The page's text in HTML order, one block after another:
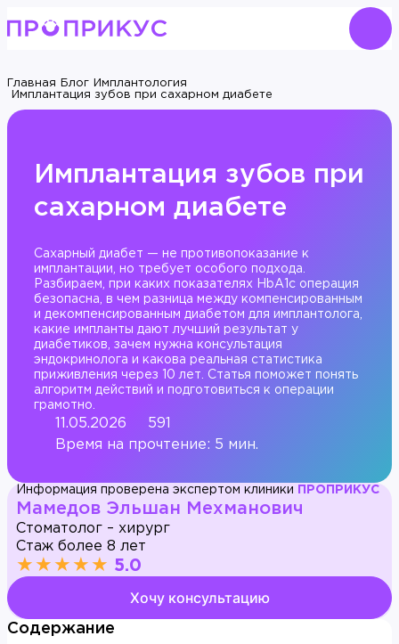
Главная Блог
Имплантология
Имплантация зубов при сахарном диабете
Имплантация зубов при
сахарном диабете
Сахарный диабет — не противопоказание к
имплантации, но требует особого подхода.
Разбираем, при каких показателях HbA1c операция
безопасна, в чем разница между компенсированным
и декомпенсированным диабетом для имплантолога,
какие импланты дают лучший результат у
диабетиков, зачем нужна консультация
эндокринолога и какова реальная статистика
приживления через 10 лет. Статья поможет понять
алгоритм действий и подготовиться к операции
грамотно.
11.05.2026
591
Время на прочтение: 5 мин.
Информация проверена экспертом клиники ПРОПРИКУС
Мамедов Эльшан Мехманович
Стоматолог – хирург
Стаж более 8 лет
★★★★★ 5.0
Хочу консультацию
Содержание